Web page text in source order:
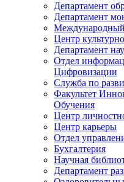
Департамент
Департамент
Центр
Департамент
Отдел
Цифровизации
Служба по
Факультет
Обучения
Центр
Центр карьеры
Отдел
Бухгалтерия
Научная
Департамент